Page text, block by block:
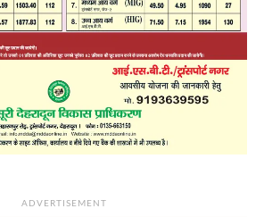
ADVERTISEMENT